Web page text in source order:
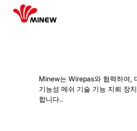
Minew는 Wirepas와 협력하여,
기능성 메쉬 기술 기능 지뢰 장
합니다..